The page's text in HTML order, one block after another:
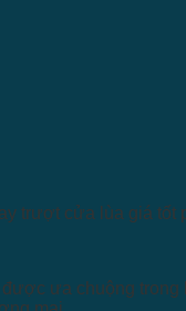
trượt cửa lùa giá tốt
ưa chuộng trong